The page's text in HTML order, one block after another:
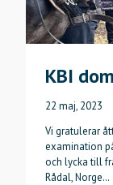
KBI
22 maj, 2023
Vi gratulerar
examination
och lycka till
Rådal, Norge…